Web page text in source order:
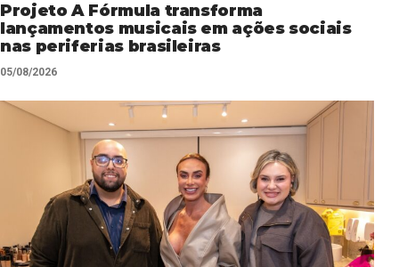
Projeto A Fórmula transforma
lançamentos musicais em ações sociais
nas periferias brasileiras
05/08/2026